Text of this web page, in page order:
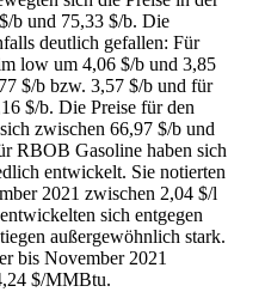
b und 75,33 $/b. Die
deutlich gefallen: Für
low um 4,06 $/b und 3,85
$/b bzw. 3,57 $/b und für
$/b. Die Preise für den
zwischen 66,97 $/b und
RBOB Gasoline haben sich
entwickelt. Sie notierten
2021 zwischen 2,04 $/l
sich entgegen
außergewöhnlich stark.
bis November 2021
$/MMBtu.